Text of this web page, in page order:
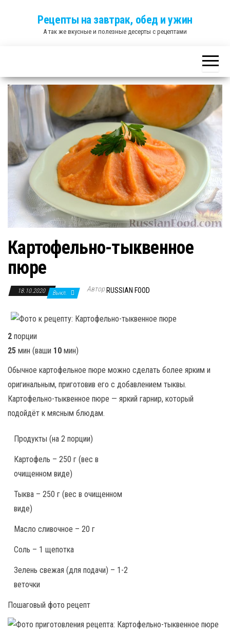
Рецепты на завтрак, обед и ужин
А так же вкусные и полезные десерты с рецептами
Картофельно-тыквенное
пюре
18.10.2020 Выкл. Автор RUSSIAN FOOD
2 порции
25 мин (ваши 10 мин)
Обычное картофельное пюре можно сделать более ярким и
оригинальным, приготовив его с добавлением тыквы.
Картофельно-тыквенное пюре — яркий гарнир, который
подойдёт к мясным блюдам.
Продукты (на 2 порции)
Картофель – 250 г (вес в
очищенном виде)
Тыква – 250 г (вес в очищенном
виде)
Масло сливочное – 20 г
Соль – 1 щепотка
Зелень свежая (для подачи) – 1-2
веточки
Пошаговый фото рецепт